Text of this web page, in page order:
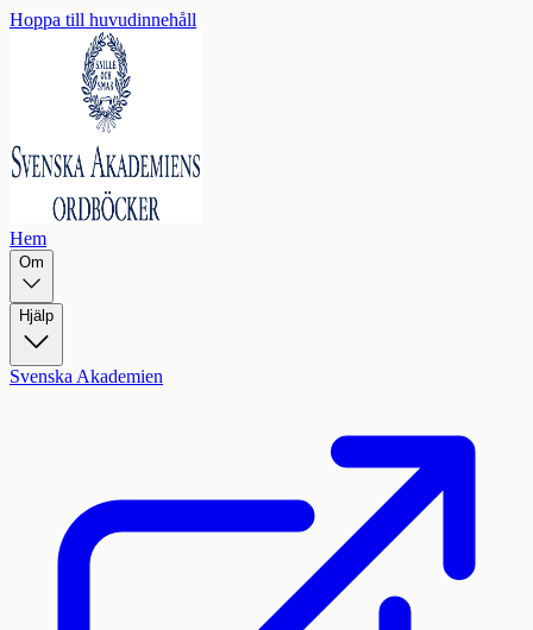
Hoppa till huvudinnehåll
Hem
Om
Hjälp
Svenska Akademien